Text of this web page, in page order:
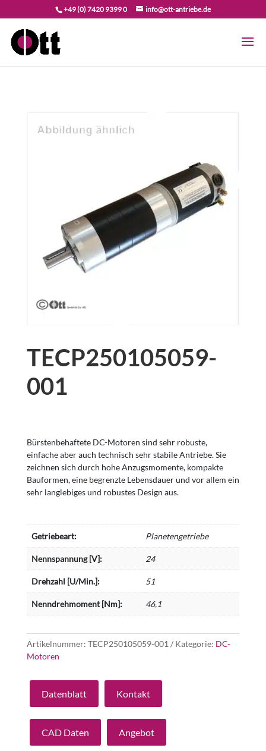
+49 (0) 7420 9399 0 info@ott-antriebe.de
TECP250105059-
001
Bürstenbehaftete DC-Motoren sind sehr robuste,
einfache aber auch technisch sehr stabile Antriebe. Sie
zeichnen sich durch hohe Anzugsmomente, kompakte
Bauformen, eine begrenzte Lebensdauer und vor allem ein
sehr langlebiges und robustes Design aus.
Getriebeart: Planetengetriebe
Nennspannung [V]: 24
Drehzahl [U/Min.]: 51
Nenndrehmoment [Nm]: 46,1
Artikelnummer: TECP250105059-001 Kategorie: DC-
Motoren
Datenblatt Kontakt
CAD Daten Angebot